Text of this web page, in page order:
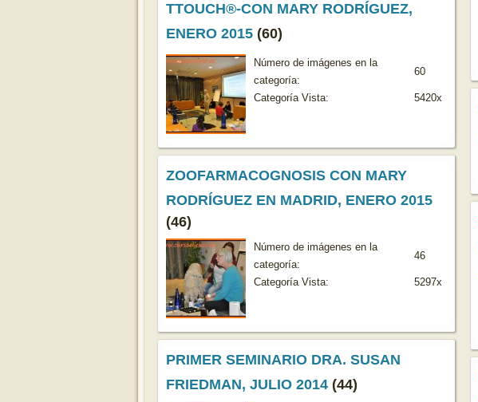
TTOUCH®-CON MARY RODRÍGUEZ,
ENERO 2015 (60)
Número de imágenes en la
categoría:
60
Categoría Vista: 5420x
ZOOFARMACOGNOSIS CON MARY
RODRÍGUEZ EN MADRID, ENERO 2015
(46)
Número de imágenes en la
categoría:
46
Categoría Vista: 5297x
PRIMER SEMINARIO DRA. SUSAN
FRIEDMAN, JULIO 2014 (44)